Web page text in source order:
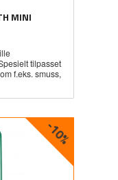
MINI
tilpasset
f.eks. smuss,
-10%